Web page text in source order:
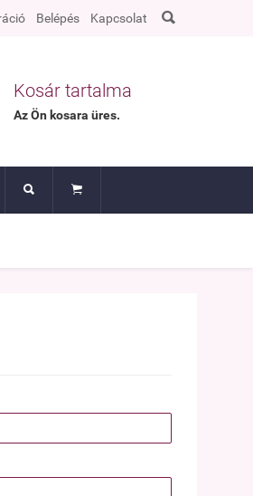
Belépés Kapcsolat 
Kosár tartalma
Az Ön kosaraüres.
 